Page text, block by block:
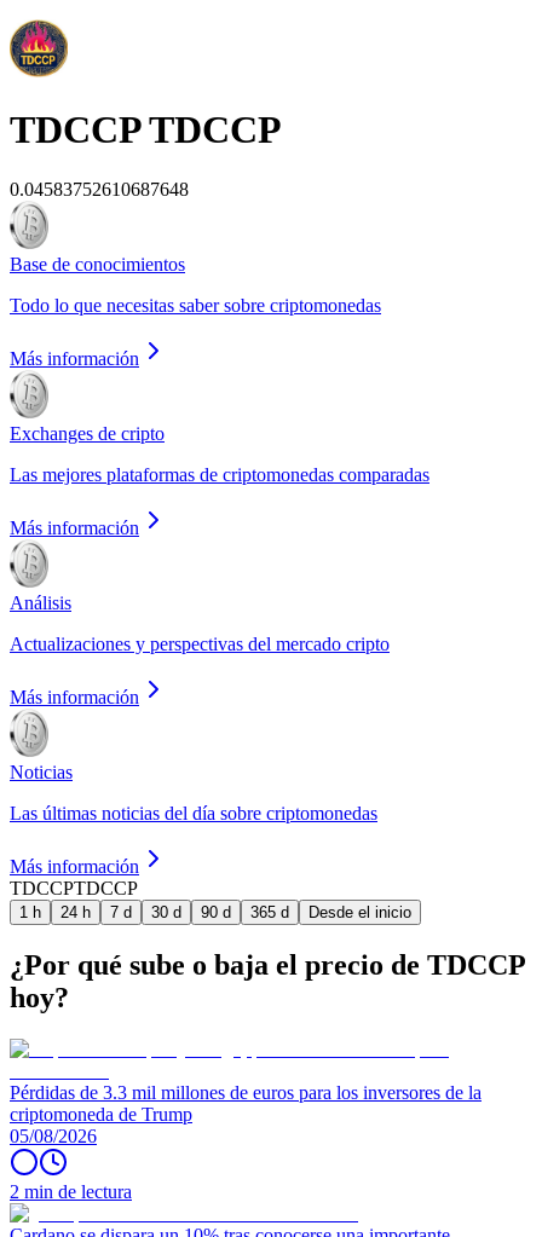
TDCCPTDCCP
0.04583752610687648
Base de conocimientos
Todo lo que necesitas saber sobre criptomonedas
Más información
Exchanges de cripto
Las mejores plataformas de criptomonedas comparadas
Más información
Análisis
Actualizaciones y perspectivas del mercado cripto
Más información
Noticias
Las últimas noticias del día sobre criptomonedas
Más información
TDCCPTDCCP
1 h 24 h 7 d 30 d 90 d 365 d Desde el inicio
¿Por qué sube o baja el precio de TDCCP
hoy?
Pérdidas de 3.3 mil millones de euros para los inversores de la
criptomoneda de Trump
05/08/2026
2 min de lectura